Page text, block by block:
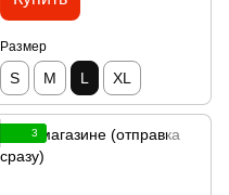
Размер
S M L XL
3